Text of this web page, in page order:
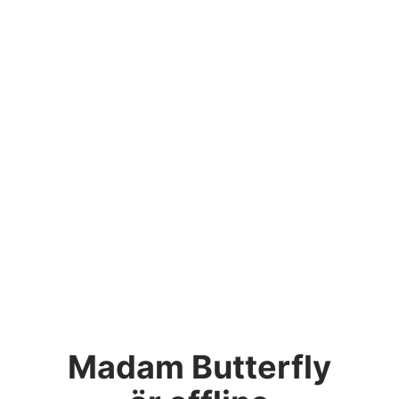
Madam Butterfly